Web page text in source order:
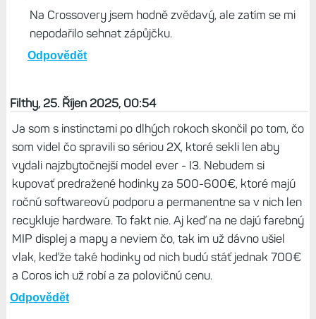
Černoboh, 26. Říjen 2025, 20:34
Garmin Tactix Delta Solar, mám to stejně. Počítal jsem
s tím, že hodinky budou fungovat tak, jak jsem je
samé.
Život s Garminem, 25. Říjen 2025, 17:47
Na Crossovery jsem hodně zvědavý, ale zatím se mi
nepodařilo sehnat zápůjčku.
Odpovědět
Filthy, 25. Říjen 2025, 00:54
Ja som s instinctami po dlhých rokoch skončil po tom, čo